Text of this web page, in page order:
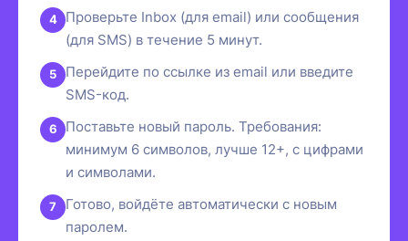
Проверьте Inbox (для email) или сообщения
(для SMS) в течение 5 минут.
Перейдите по ссылке из email или введите
SMS-код.
Поставьте новый пароль. Требования:
минимум 6 символов, лучше 12+, с цифрами
и символами.
Готово, войдёте автоматически с новым
паролем.